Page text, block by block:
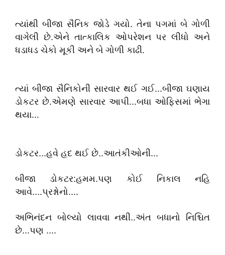
ત્યાંથી બીજા સૈનિક જોડે ગયો. તેના પગમાં બે ગોળી
વાગેલી છે.એને તાત્કાલિક ઓપરેશન પર લીધો અને
ધડાધડ ચેકો મૂકી અને બે ગોળી કાઢી.
ત્યાં બીજા સૈનિકોની સારવાર થઈ ગઈ...બીજા ઘણાય
ડોકટર છે.એમણે સારવાર આપી...બધા ઓફિસમાં ભેગા
થયા...
ડોકટર...હવે હદ થઈ છે..આતંકીઓની...
બીજા ડોકટર:હમમ.પણ કોઈ નિકાલ નહિ
આવે....પ્રશ્નોનો....
અભિનંદન બોલ્યો લાવવા નથી..અંત બધાનો નિશ્ચિત
છે...પણ ....